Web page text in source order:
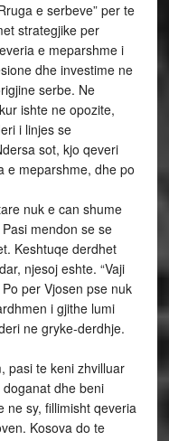
e serbeve” per te
strategjike per
e meparshme i
dhe investime ne
serbe. Ne
ishte ne opozite,
i linjes se
sot, kjo qeveri
e meparshme, dhe po
nuk e can shume
mendon se se
Keshtuqe derdhet
njesoj eshte. “Vaji
per Vjosen pse nuk
i gjithe lumi
ne gryke-derdhje.
pasi te keni zhvilluar
doganat dhe beni
ne sy, fillimisht qeveria
Kosova do te